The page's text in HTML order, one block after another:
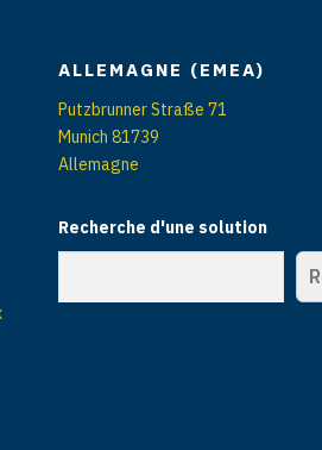
ALLEMAGNE (EMEA)
Putzbrunner Straße 71
Munich 81739
Allemagne
Recherche d'une solution